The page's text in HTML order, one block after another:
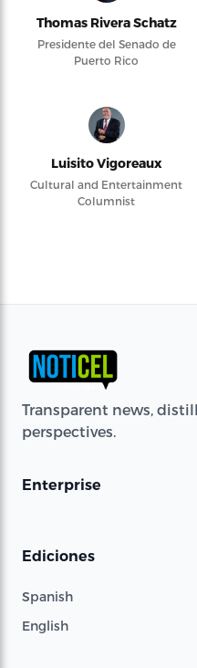
Thomas Rivera Schatz
Presidente del Senado de
Puerto Rico
Luisito Vigoreaux
Cultural and Entertainment
Columnist
Transparent news,
perspectives.
Enterprise
Ediciones
Spanish
English